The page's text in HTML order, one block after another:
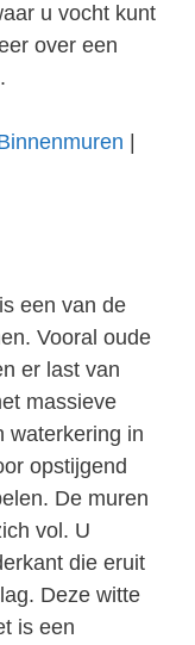
u vocht kunt
over een
een van de
Vooral oude
er last van
massieve
waterkering in
opstijgend
De muren
vol. U
die eruit
Deze witte
is een